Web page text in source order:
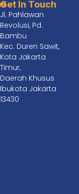
Get In Touch
Jl. Pahlawan
Revolusi, Pd.
Bambu
Kec. Duren Sawit,
Kota Jakarta
Timur,
Daerah Khusus
Ibukota Jakarta
13430